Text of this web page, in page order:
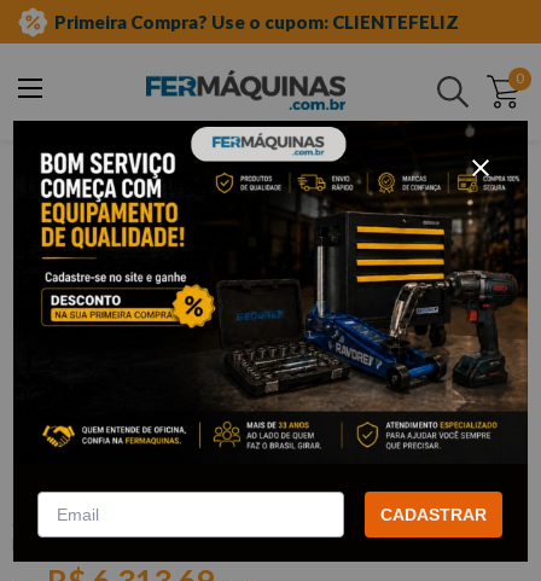
Primeira Compra? Use o cupom: CLIENTEFELIZ
0
Buscar
ferramentas elétricas e máquinas
compressor de ar
até 20 pés
Compressor de Ar Alta Pressão 15
pcm 200l Monofásico 220V - 00678
00678
CHIAPERINI
CADASTRAR